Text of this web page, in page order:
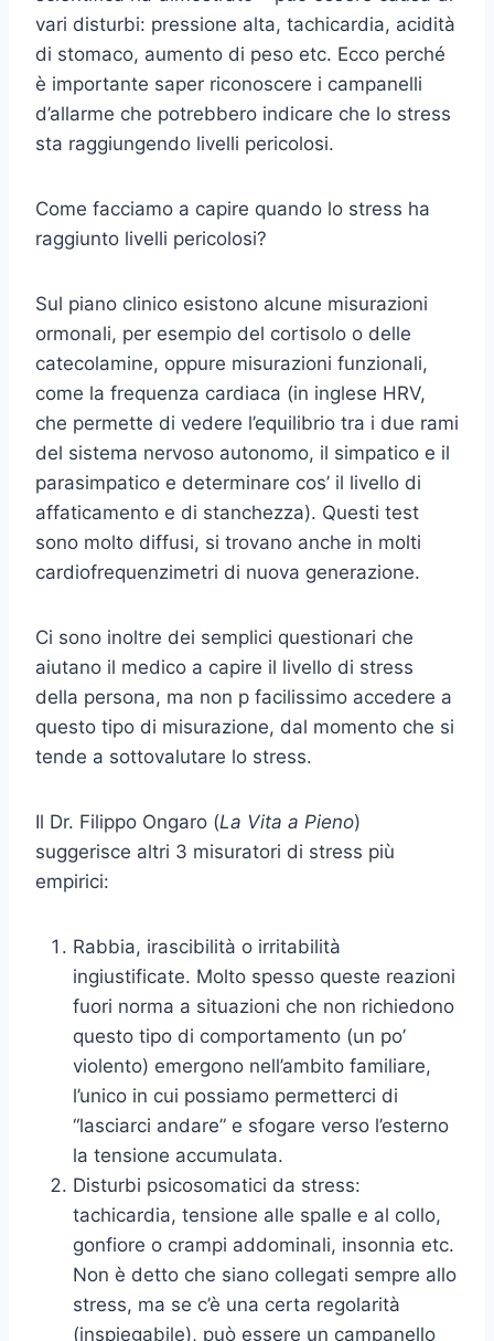
vari disturbi: pressione alta, tachicardia, acidità
di stomaco, aumento di peso etc. Ecco perché
è importante saper riconoscere i campanelli
d’allarme che potrebbero indicare che lo stress
sta raggiungendo livelli pericolosi.
Come facciamo a capire quando lo stress ha
raggiunto livelli pericolosi?
Sul piano clinico esistono alcune misurazioni
ormonali, per esempio del cortisolo o delle
catecolamine, oppure misurazioni funzionali,
come la frequenza cardiaca (in inglese HRV,
che permette di vedere l’equilibrio tra i due rami
del sistema nervoso autonomo, il simpatico e il
parasimpatico e determinare cos’ il livello di
affaticamento e di stanchezza). Questi test
sono molto diffusi, si trovano anche in molti
cardiofrequenzimetri di nuova generazione.
Ci sono inoltre dei semplici questionari che
aiutano il medico a capire il livello di stress
della persona, ma non p facilissimo accedere a
questo tipo di misurazione, dal momento che si
tende a sottovalutare lo stress.
Il Dr. Filippo Ongaro (La Vita a Pieno)
suggerisce altri 3 misuratori di stress più
empirici:
Rabbia, irascibilità o irritabilità
ingiustificate. Molto spesso queste reazioni
fuori norma a situazioni che non richiedono
questo tipo di comportamento (un po’
violento) emergono nell’ambito familiare,
l’unico in cui possiamo permetterci di
“lasciarci andare” e sfogare verso l’esterno
la tensione accumulata.
Disturbi psicosomatici da stress:
tachicardia, tensione alle spalle e al collo,
gonfiore o crampi addominali, insonnia etc.
Non è detto che siano collegati sempre allo
stress, ma se c’è una certa regolarità
(inspiegabile), può essere un campanello